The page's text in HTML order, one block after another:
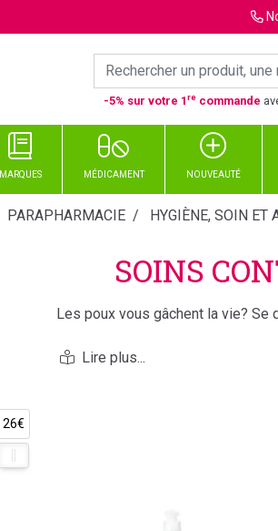
-5% sur votre 1re commande
MARQUES MÉDICAMENT NOUVEAUTÉ
PARAPHARMACIE HYGIÈNE, SOIN ET
SOINS
Les poux vous gâchent la vie?
26€